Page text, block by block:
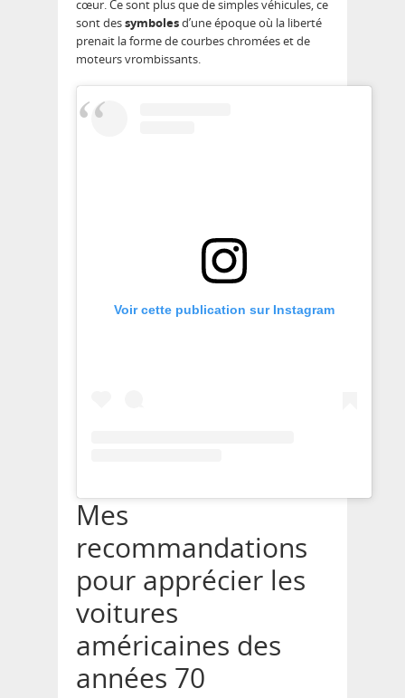
cœur. Ce sont plus que de simples véhicules, ce
sont dessymbolesd’une époque où la liberté
prenait la forme de courbes chromées et de
moteurs vrombissants.
Voir cette publication sur Instagram
Mes
recommandations
pour apprécier les
voitures
américaines des
années 70